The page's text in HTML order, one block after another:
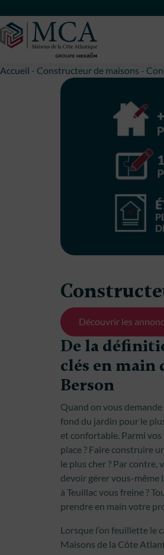
Accueil - Constructeur de maisons -
Découvrir les
De la
clés en main
Berson
Quand on vous
fond du jardin pour le
et confortable. Parmi
place ? Faire construire
le plus cher ? Par
devoir gérer vous-même
à Teuillac vous freine ?
prendre en main votre
Lorsque l’on feuillette
Maisons de la Côte